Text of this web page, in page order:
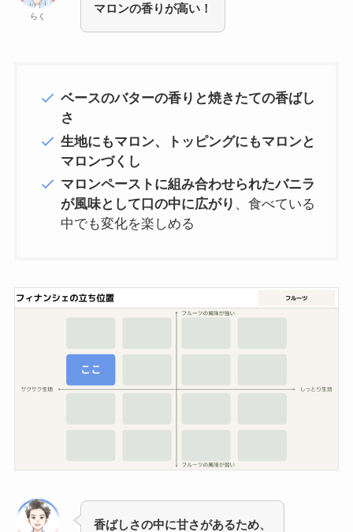
らく
マロンの香りが高い！
ベースのバターの香りと焼きたての香ばし
さ
生地にもマロン、トッピングにもマロンと
マロンづくし
マロンペーストに組み合わせられたバニラ
が風味として口の中に広がり 、食べている
中でも変化を楽しめる
香ばしさの中に甘さがあるため、